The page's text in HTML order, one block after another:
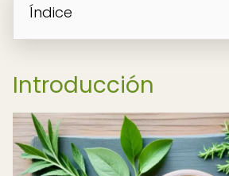
Índice
Introducción